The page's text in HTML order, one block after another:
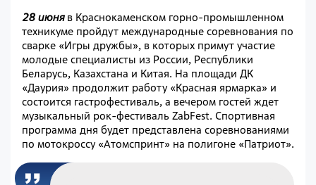
28 июняв Краснокаменском горно-промышленном
техникуме пройдут международные соревнования по
сварке «Игры дружбы», в которых примут участие
молодые специалисты из России, Республики
Беларусь, Казахстана и Китая. На площади ДК
«Даурия» продолжит работу «Красная ярмарка» и
состоится гастрофестиваль, а вечером гостей ждет
музыкальный рок-фестиваль ZabFest. Спортивная
программа дня будет представлена соревнованиями
по мотокроссу «Атомспринт» на полигоне «Патриот».